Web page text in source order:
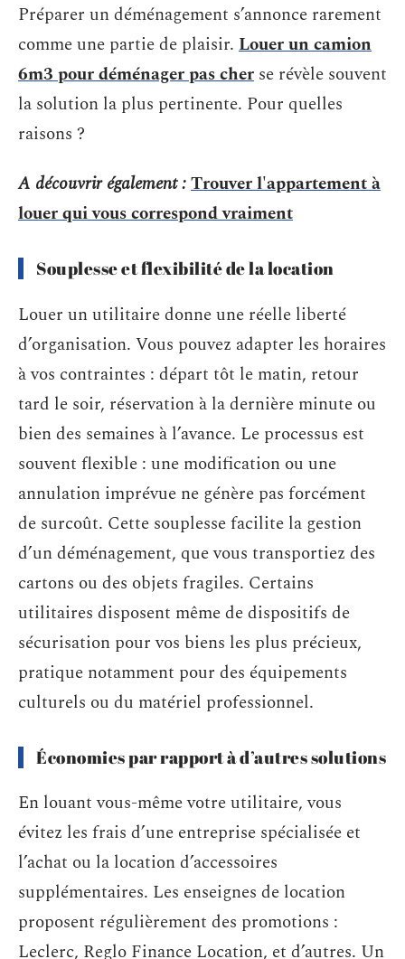
Préparer un déménagement s’annonce rarement
comme une partie de plaisir. Louer un camion
6m3 pour déménager pas cher se révèle souvent
la solution la plus pertinente. Pour quelles
raisons ?
A découvrir également :Trouver l'appartement à
louer qui vous correspond vraiment
Souplesse et flexibilité de la location
Louer un utilitaire donne une réelle liberté
d’organisation. Vous pouvez adapter les horaires
à vos contraintes : départ tôt le matin, retour
tard le soir, réservation à la dernière minute ou
bien des semaines à l’avance. Le processus est
souvent flexible : une modification ou une
annulation imprévue ne génère pas forcément
de surcoût. Cette souplesse facilite la gestion
d’un déménagement, que vous transportiez des
cartons ou des objets fragiles. Certains
utilitaires disposent même de dispositifs de
sécurisation pour vos biens les plus précieux,
pratique notamment pour des équipements
culturels ou du matériel professionnel.
Économies par rapport à d’autres solutions
En louant vous-même votre utilitaire, vous
évitez les frais d’une entreprise spécialisée et
l’achat ou la location d’accessoires
supplémentaires. Les enseignes de location
proposent régulièrement des promotions :
Leclerc, Reglo Finance Location, et d’autres. Un